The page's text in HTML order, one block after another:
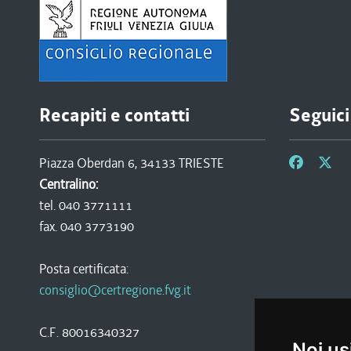
Recapiti e contatti
Piazza Oberdan 6, 34133 TRIESTE
Centralino:
tel. 040 3771111
fax. 040 3773190
Posta certificata:
consiglio@certregione.fvg.it
C.F. 80016340327